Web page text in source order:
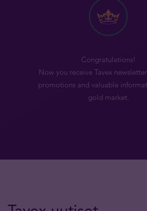
Congratulations!
Now you receive Tavex
promotions and valuable
gold market.